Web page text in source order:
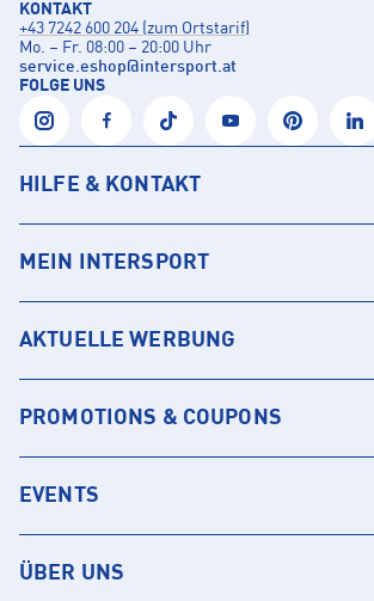
KONTAKT
+43 7242 600 204 (zum Ortstarif)
Mo. – Fr. 08:00 – 20:00 Uhr
service.eshop@intersport.at
FOLGE UNS
HILFE & KONTAKT
MEIN INTERSPORT
AKTUELLE WERBUNG
PROMOTIONS & COUPONS
EVENTS
ÜBER UNS